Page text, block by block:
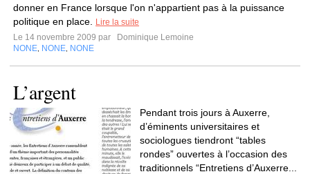
donner en France lorsque l'on n'appartient pas à la puissance
politique en place.
Lire la suite
Le 14 novembre 2009 par
Dominique Lemoine
NONE NONE NONE
L’argent
Pendant trois jours à Auxerre,
d’éminents universitaires et
sociologues tiendront “tables
rondes” ouvertes à l’occasion des
traditionnels “Entretiens d’Auxerre...